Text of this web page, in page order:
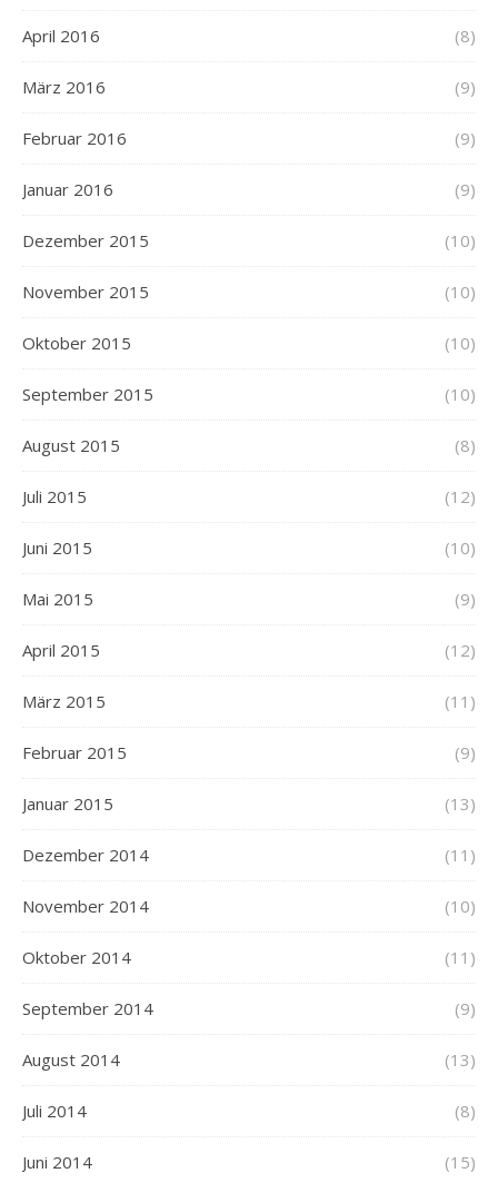
April 2016 (8)
März 2016 (9)
Februar 2016 (9)
Januar 2016 (9)
Dezember 2015 (10)
November 2015 (10)
Oktober 2015 (10)
September 2015 (10)
August 2015 (8)
Juli 2015 (12)
Juni 2015 (10)
Mai 2015 (9)
April 2015 (12)
März 2015 (11)
Februar 2015 (9)
Januar 2015 (13)
Dezember 2014 (11)
November 2014 (10)
Oktober 2014 (11)
September 2014 (9)
August 2014 (13)
Juli 2014 (8)
Juni 2014 (15)